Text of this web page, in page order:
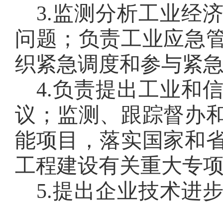
3.监测分析工业经
问题；负责工业应急
织紧急调度和参与紧
4.负责提出工业和
议；监测、跟踪督办
能项目，落实国家和
工程建设有关重大专
5.提出企业技术进